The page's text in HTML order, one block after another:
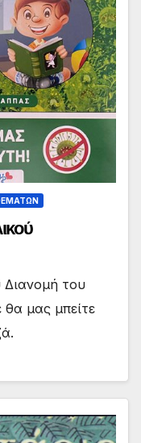
Διανομή του
θα μας μπείτε